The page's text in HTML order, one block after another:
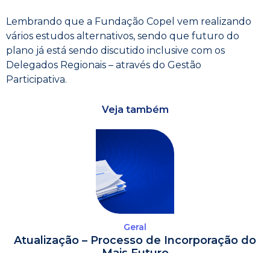
Lembrando que a Fundação Copel vem realizando
vários estudos alternativos, sendo que futuro do
plano já está sendo discutido inclusive com os
Delegados Regionais – através do Gestão
Participativa.
Veja também
Geral
Atualização – Processo de Incorporação do